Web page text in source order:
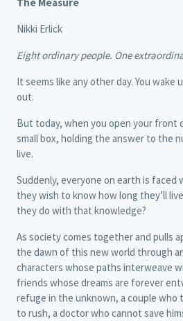
Nikki Erlick
Eight ordinary people. One
It seems like any other day. You wake
out.
But today, when you open your front
small box, holding the answer to the
live.
Suddenly, everyone on earth is faced
they wish to know how long they’ll
they do with that knowledge?
As society comes together and pulls
the dawn of this new world through
characters whose paths interweave
friends whose dreams are forever
refuge in the unknown, a couple who
to rush, a doctor who cannot save